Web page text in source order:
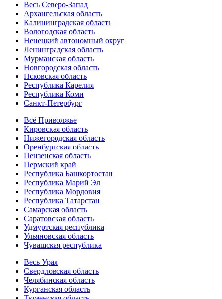
Весь Северо-Запад
Архангельская область
Калининградская область
Вологодская область
Ненецкий автономный округ
Ленинградская область
Мурманская область
Новгородская область
Псковская область
Республика Карелия
Республика Коми
Санкт-Петербург
Всё Приволжье
Кировская область
Нижегородская область
Оренбургская область
Пензенская область
Пермский край
Республика Башкортостан
Республика Марий Эл
Республика Мордовия
Республика Татарстан
Самарская область
Саратовская область
Удмуртская республика
Ульяновская область
Чувашская республика
Весь Урал
Свердловская область
Челябинская область
Курганская область